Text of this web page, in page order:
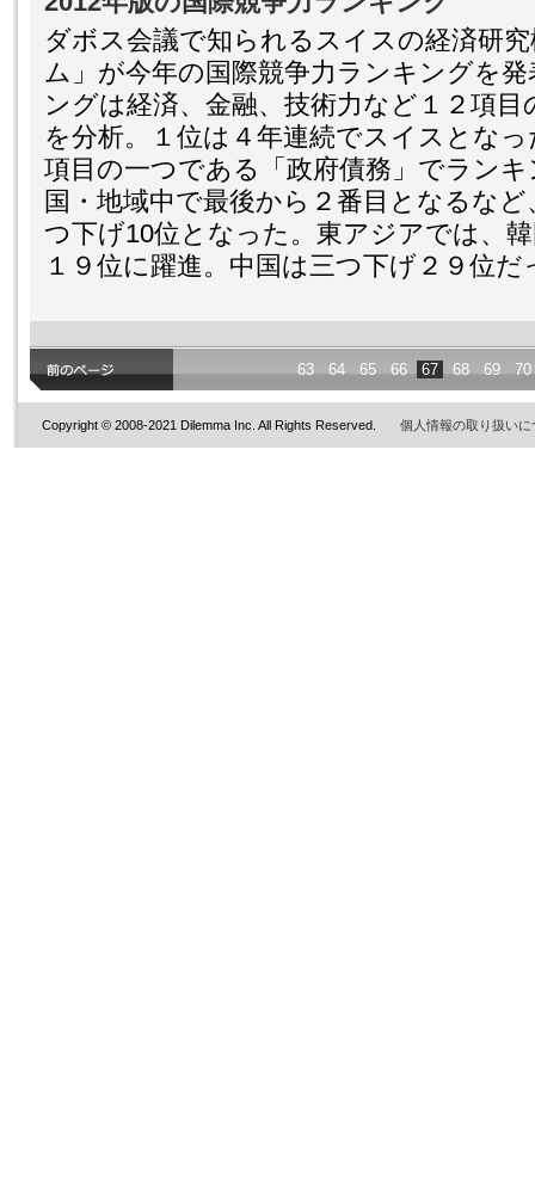
ダボス会議で知られるスイスの経済研
ム」が今年の国際競争力ランキングを
ングは経済、金融、技術力など１２項
を分析。１位は４年連続でスイスとな
項目の一つである「政府債務」でラン
国・地域中で最後から２番目となるな
つ下げ10位となった。東アジアでは、
１９位に躍進。中国は三つ下げ２９位だ
63 64 65 66 67 68 69 70
Copyright © 2008-2021 Dilemma Inc. All Rights Reserved. 個人情報の取り扱いに